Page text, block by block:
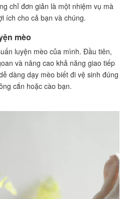
chỉ đơn giản là một nhiệm vụ mà
ích cho cả bạn và chúng.
mèo
luyện mèo của mình. Đầu tiên,
và nâng cao khả năng giao tiếp
dàng dạy mèo biết đi vệ sinh đúng
cắn hoặc cào bạn.